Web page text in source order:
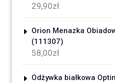
29,90zł
Orion Menazka
(111307)
58,00zł
Odżywka białkowa